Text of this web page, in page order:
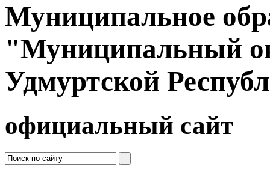
Муниципальное
"Муниципальный
Удмуртской
официальный сайт